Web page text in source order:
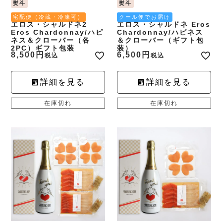
熨斗
宅配便（冷蔵・冷凍可）
エロス・シャルドネ2
Eros Chardonnay/ハピ
ネス＆クローバー（各
2PC）ギフト包装
8,500 税込
詳細を見る
在庫切れ
熨斗
クール便でお届け
エロス・シャルドネ Eros
Chardonnay/ハピネス
＆クローバー（ギフト包
装）
6,500 税込
詳細を見る
在庫切れ